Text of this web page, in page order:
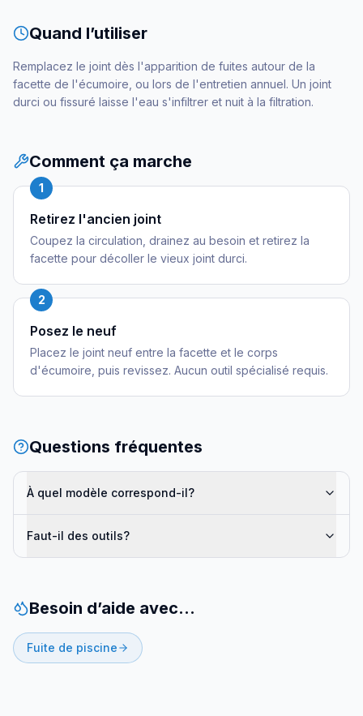
Quand l’utiliser
Remplacez le joint dès l'apparition de fuites autour de la
facette de l'écumoire, ou lors de l'entretien annuel. Un joint
durci ou fissuré laisse l'eau s'infiltrer et nuit à la filtration.
Comment ça marche
1
Retirez l'ancien joint
Coupez la circulation, drainez au besoin et retirez la
facette pour décoller le vieux joint durci.
2
Posez le neuf
Placez le joint neuf entre la facette et le corps
d'écumoire, puis revissez. Aucun outil spécialisé requis.
Questions fréquentes
À quel modèle correspond-il?
Faut-il des outils?
Besoin d’aide avec…
Fuite de piscine